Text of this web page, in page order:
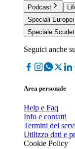
Podcast
Speciali Europei
Speciale
Seguici anche su
Area personale
Help e Faq
Info e contatti
Termini del
Utilizzo dati e
Cookie Policy